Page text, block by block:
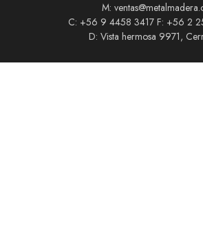
M:
C: +56 9 4458 3417 F: +56 2
D: Vista hermosa 9971,